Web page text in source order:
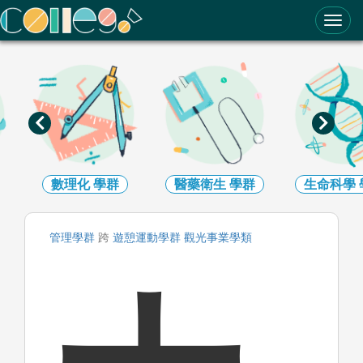
ColleGo! 大學選才與高中育才輔助系統
數理化學群 醫藥衛生 學群 生命科學
管理學群 跨 遊憩運動學群 觀光事業學類